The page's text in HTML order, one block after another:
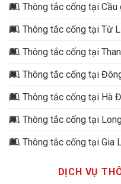
Thông tắc cống tại Cầu
Thông tắc cống tại Từ
Thông tắc cống tại
Thông tắc cống tại
Thông tắc cống tại Hà
Thông tắc cống tại
Thông tắc cống tại Gia
DỊCH VỤ